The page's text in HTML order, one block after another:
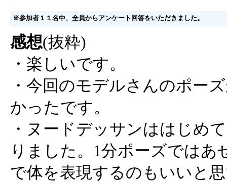
※参加者１１名中、全員からアンケート回答をいただきました。
感想(抜粋)
・楽しいです。
・今回のモデルさんのポー
かったです。
・ヌードデッサンははじめ
りました。1分ポーズでは
で体を表現するのもいいと